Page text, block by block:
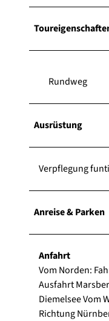
Rundweg
Ausrüstung
Verpflegung
Anreise & Parken
Anfahrt
Vom Norden:
Ausfahrt
Diemelsee Vom
Richtung